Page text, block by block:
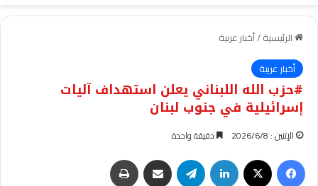
الرئيسية/أخبار عربية
أخبار عربية
#حزب الله اللبناني يعلن استهداف آليات
إسرائيلية في جنوب لبنان
الإثنين : 2026/6/8 دقيقة واحدة
فيسبوك لينكدإن تيلقرام مشاركة عبر البريد